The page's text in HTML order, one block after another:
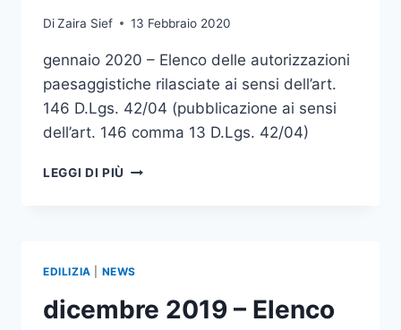
DiZaira Sief 13 Febbraio 2020
gennaio 2020 – Elenco delle autorizzazioni
paesaggistiche rilasciate ai sensi dell’art.
146 D.Lgs. 42/04 (pubblicazione ai sensi
dell’art. 146 comma 13 D.Lgs. 42/04)
LEGGI DI PIÙ GENNAIO
ART.
146
EDILIZIA NEWS
dicembre 2019 – Elenco